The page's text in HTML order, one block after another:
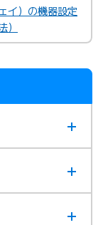
イ）の機器設定